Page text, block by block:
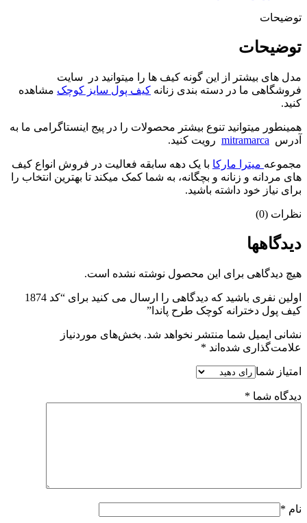
توضیحات
توضیحات
مدل های بیشتر از این گونه کیف ها را میتوانید در سایت
فروشگاهی ما در دسته بندی زنانه کیف پول سایز کوچک مشاهده
کنید.
همینطور میتوانید تنوع بیشتر محصولات را در پیج اینستاگرامی ما به
آدرس mitramarca رویت کنید.
مجموعه میترا مارکا با یک دهه سابقه فعالیت در فروش انواع کیف
های مردانه و زنانه و بچگانه، به شما کمک میکند تا بهترین انتخاب را
برای نیاز خود داشته باشید.
نظرات (0)
دیدگاهها
هیچ دیدگاهی برای این محصول نوشته نشده است.
اولین نفری باشید که دیدگاهی را ارسال می کنید برای “کد 1874
کیف پول دخترانه کوچک طرح پاندا”
نشانی ایمیل شما منتشر نخواهد شد. بخش‌های موردنیاز
علامت‌گذاری شده‌اند *
امتیاز شما
دیدگاه شما *
نام *